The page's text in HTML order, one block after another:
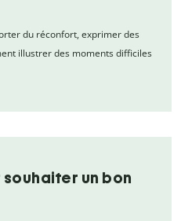
du réconfort, exprimer des
illustrer des moments difficiles
un bon